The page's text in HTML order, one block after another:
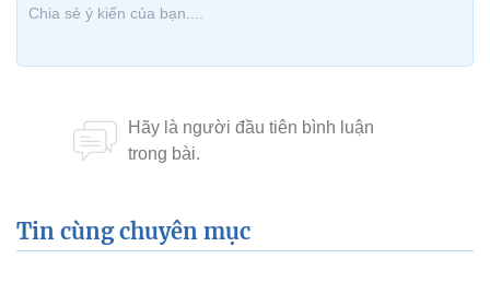
Tin cùng chuyên mục